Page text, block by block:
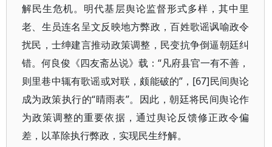
解民生危机。明代基层舆论监督形式多样，其中里
老、生员连名呈文反映地方弊政，百姓歌谣讽喻政令
扰民，士绅建言推动政策调整，民变抗争倒逼朝廷纠
错。何良俊《四友斋丛说》载：“凡府县官一有不善，
则里巷中辄有歌谣或对联，颇能破的”，[67]民间舆论
成为政策执行的“晴雨表”。因此，朝廷将民间舆论作
为政策调整的重要依据，通过舆论反馈修正政令偏
差，以革除执行弊政，实现民生纾解。